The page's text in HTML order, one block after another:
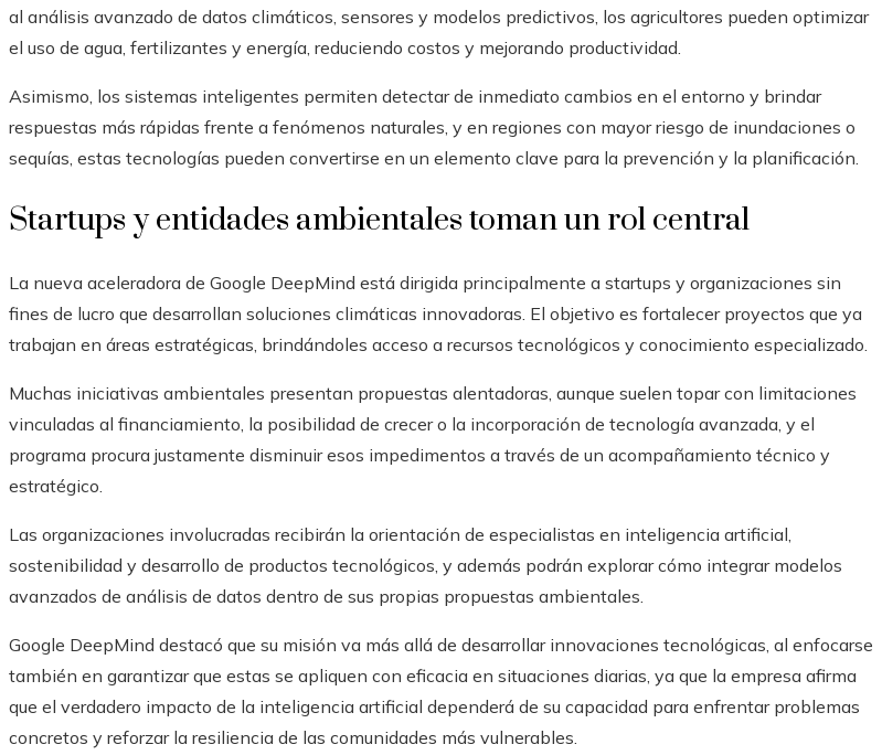
al análisis avanzado de datos climáticos, sensores y modelos predictivos, los agricultores pueden optimizar
el uso de agua, fertilizantes y energía, reduciendo costos y mejorando productividad.
Asimismo, los sistemas inteligentes permiten detectar de inmediato cambios en el entorno y brindar
respuestas más rápidas frente a fenómenos naturales, y en regiones con mayor riesgo de inundaciones o
sequías, estas tecnologías pueden convertirse en un elemento clave para la prevención y la planificación.
Startups y entidades ambientales toman un rol central
La nueva aceleradora de Google DeepMind está dirigida principalmente a startups y organizaciones sin
fines de lucro que desarrollan soluciones climáticas innovadoras. El objetivo es fortalecer proyectos que ya
trabajan en áreas estratégicas, brindándoles acceso a recursos tecnológicos y conocimiento especializado.
Muchas iniciativas ambientales presentan propuestas alentadoras, aunque suelen topar con limitaciones
vinculadas al financiamiento, la posibilidad de crecer o la incorporación de tecnología avanzada, y el
programa procura justamente disminuir esos impedimentos a través de un acompañamiento técnico y
estratégico.
Las organizaciones involucradas recibirán la orientación de especialistas en inteligencia artificial,
sostenibilidad y desarrollo de productos tecnológicos, y además podrán explorar cómo integrar modelos
avanzados de análisis de datos dentro de sus propias propuestas ambientales.
Google DeepMind destacó que su misión va más allá de desarrollar innovaciones tecnológicas, al enfocarse
también en garantizar que estas se apliquen con eficacia en situaciones diarias, ya que la empresa afirma
que el verdadero impacto de la inteligencia artificial dependerá de su capacidad para enfrentar problemas
concretos y reforzar la resiliencia de las comunidades más vulnerables.